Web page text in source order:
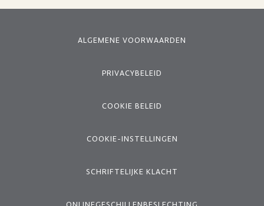
ALGEMENE VOORWAARDEN
PRIVACYBELEID
COOKIE BELEID
COOKIE-INSTELLINGEN
SCHRIFTELIJKE KLACHT